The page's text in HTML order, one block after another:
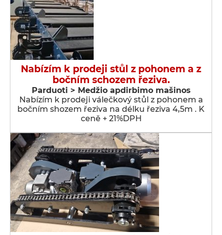
Nabízím k prodeji stůl z pohonem a z
bočním schozem řeziva.
Parduoti > Medžio apdirbimo mašinos
Nabízím k prodeji válečkový stůl z pohonem a
bočním shozem řeziva na délku řeziva 4,5m . K
ceně + 21%DPH